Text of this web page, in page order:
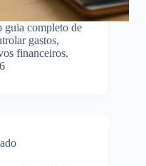
guia completo de
gastos,
financeiros.